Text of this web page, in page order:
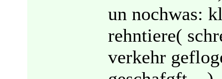
un nochwas:
rehntiere(
verkehr